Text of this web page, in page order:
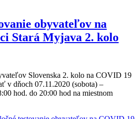
obyvateľov na
Stará Myjava 2. kolo
Slovenska 2. kolo na COVID 19
v dňoch 07.11.2020 (sobota) –
hod. do 20:00 hod na miestnom